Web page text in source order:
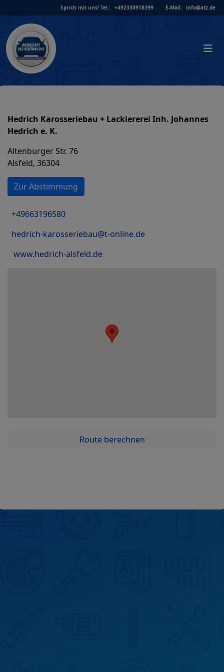
to
content
Sprich mit uns! Tel.: +492330918399 E-Mail: info@atz.de
Hedrich Karosseriebau + Lackiererei Inh. Johannes
Hedrich e. K.
Altenburger Str. 76
Alsfeld, 36304
Zur Abstimmung
+49663196580
hedrich-karosseriebau@t-online.de
www.hedrich-alsfeld.de
Route berechnen